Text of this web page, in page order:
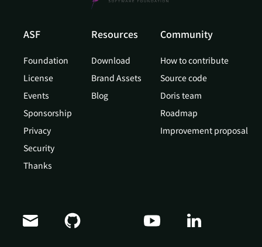
ASF
Foundation
License
Events
Sponsorship
Privacy
Security
Thanks
Resources
Download
Brand Assets
Blog
Community
How to contribute
Source code
Doris team
Roadmap
Improvement proposal